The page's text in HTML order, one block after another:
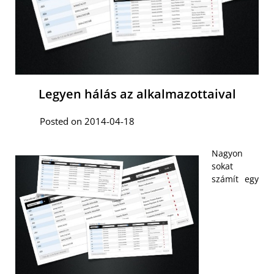
Legyen hálás az alkalmazottaival
Posted on 2014-04-18
Nagyon
sokat
számít egy